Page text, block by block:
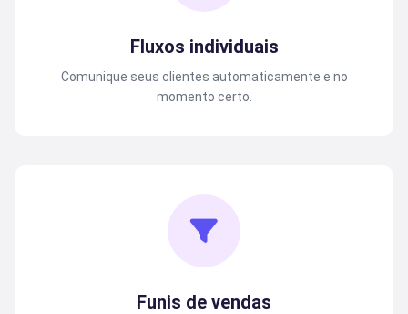
Fluxos individuais
Comunique seus clientes automaticamente e no
momento certo.
Funis de vendas